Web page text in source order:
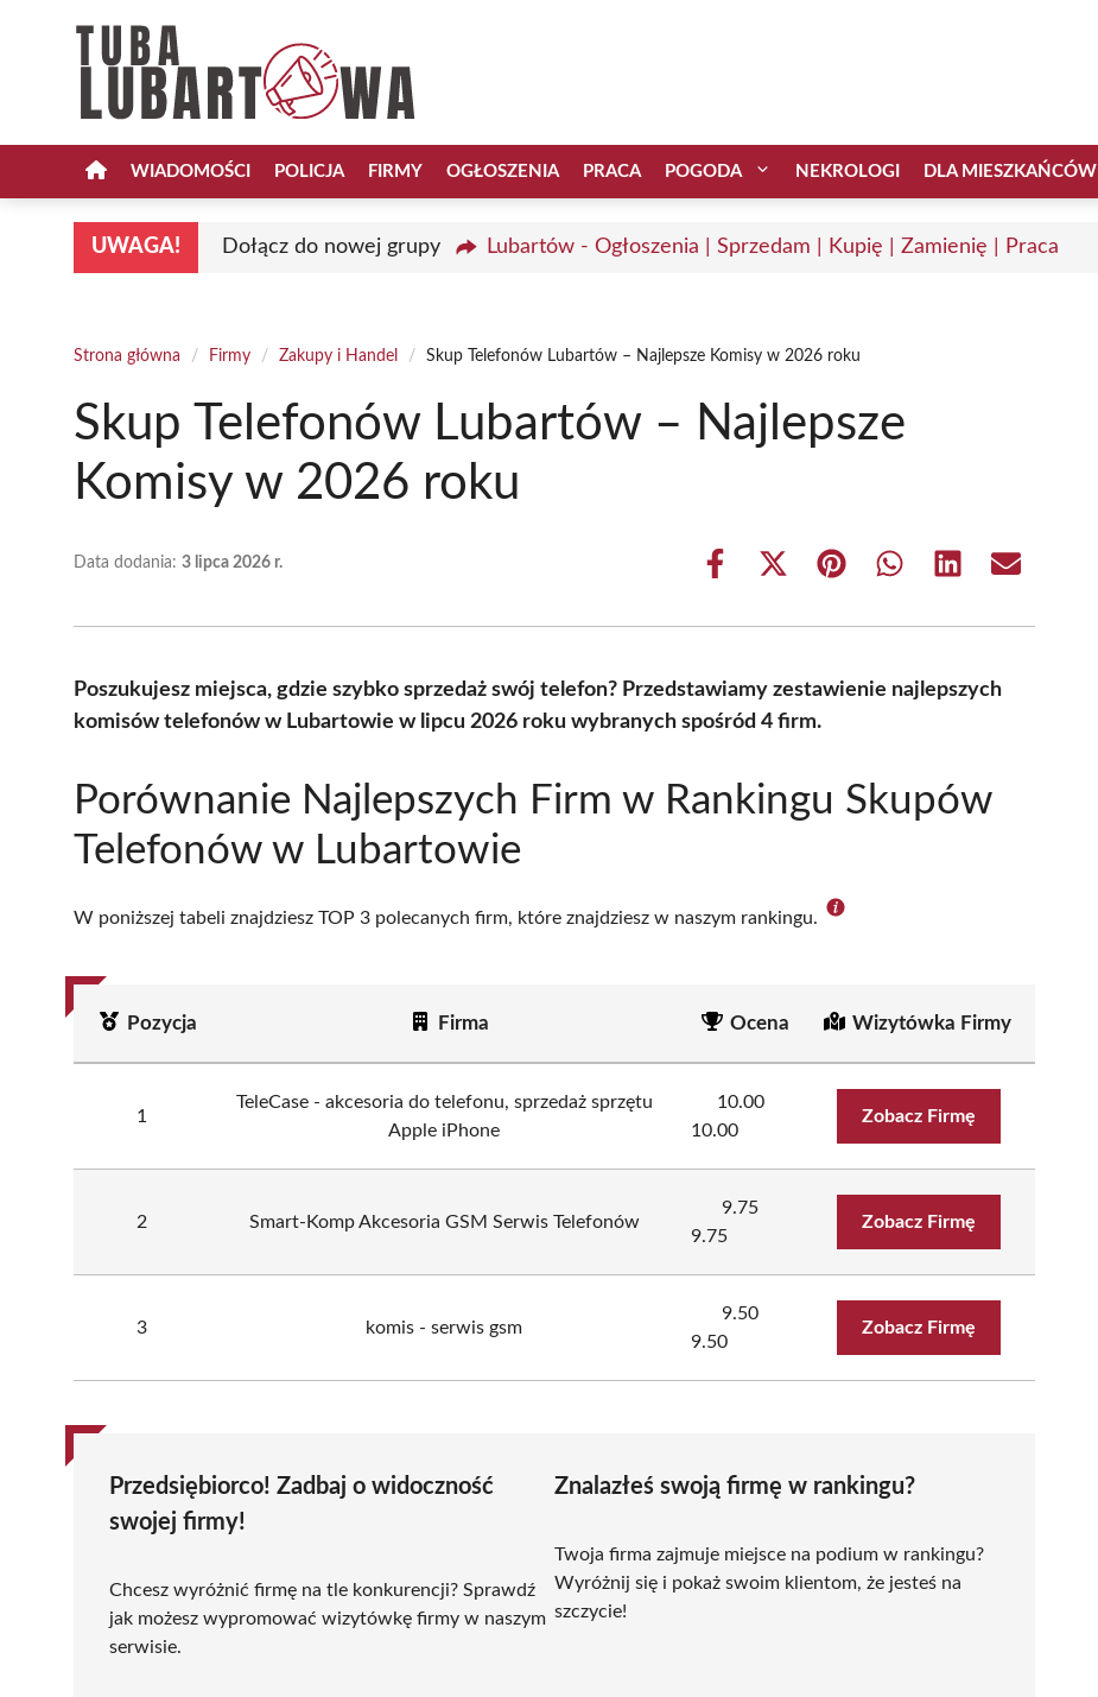
WIADOMOŚCI POLICJA FIRMY OGŁOSZENIA PRACA POGODA NEKROLOGI DLA MIESZKAŃCÓW
UWAGA! Dołącz do nowej grupy Lubartów - Ogłoszenia | Sprzedam | Kupię | Zamienię | Praca
Strona główna / Firmy / Zakupy i Handel / Skup Telefonów Lubartów – Najlepsze Komisy w 2026 roku
Skup Telefonów Lubartów – Najlepsze
Komisy w 2026 roku
Data dodania: 3 lipca 2026 r.
Share
Share
(Twitter)
Share Share Share Share
Poszukujesz miejsca, gdzie szybko sprzedaż swój telefon? Przedstawiamy zestawienie najlepszych
komisów telefonów w Lubartowie w lipcu 2026 roku wybranych spośród 4 firm.
Porównanie Najlepszych Firm w Rankingu Skupów
Telefonów w Lubartowie
W poniższej tabeli znajdziesz TOP 3 polecanych firm, które znajdziesz w naszym rankingu.
Pozycja Firma Ocena Wizytówka Firmy
1
TeleCase - akcesoria do telefonu, sprzedaż sprzętu
Apple iPhone
10.00
10.00
Zobacz Firmę
2 Smart-Komp Akcesoria GSM Serwis Telefonów
9.75
9.75
Zobacz Firmę
3 komis - serwis gsm
9.50
9.50
Zobacz Firmę
Przedsiębiorco! Zadbaj o widoczność
swojej firmy!
Chcesz wyróżnić firmę na tle konkurencji? Sprawdź
jak możesz wypromować wizytówkę firmy w naszym
serwisie.
Znalazłeś swoją firmę w rankingu?
Twoja firma zajmuje miejsce na podium w rankingu?
Wyróżnij się i pokaż swoim klientom, że jesteś na
szczycie!